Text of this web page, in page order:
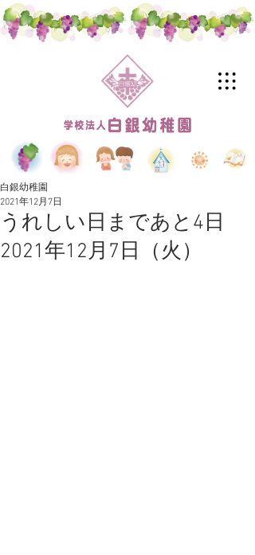
うれしい日まであと4日
2021年12月7日（火）
白銀幼稚園
2021年12月7日